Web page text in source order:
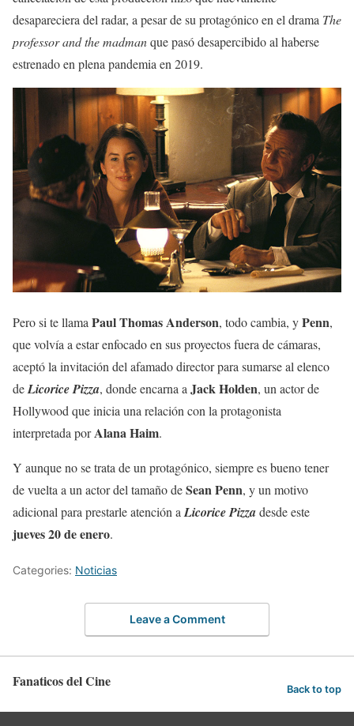
desapareciera del radar, a pesar de su protagónico en el drama The
professor and the madmanque pasó desapercibido al haberse
estrenado en plena pandemia en 2019.
Pero si te llama Paul Thomas Anderson, todo cambia, yPenn,
que volvía a estar enfocado en sus proyectos fuera de cámaras,
aceptó la invitación del afamado director para sumarse al elenco
deLicorice Pizza, donde encarna a Jack Holden, un actor de
Hollywood que inicia una relación con la protagonista
interpretada porAlana Haim.
Y aunque no se trata de un protagónico, siempre es bueno tener
de vuelta a un actor del tamaño deSean Penn, y un motivo
adicional para prestarle atención a Licorice Pizzadesde este
jueves 20 de enero.
Categories: Noticias
Leave a Comment
Fanaticos del Cine Back to top